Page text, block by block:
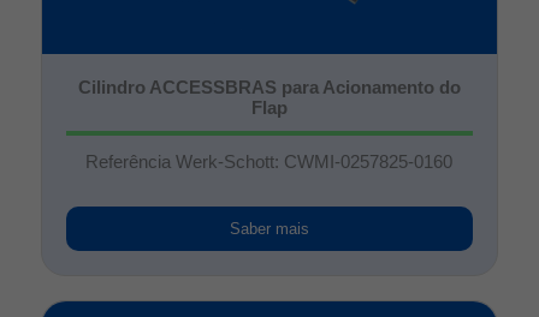
Cilindro ACCESSBRAS para Acionamento do
Flap
Referência Werk-Schott: CWMI-0257825-0160
Saber mais